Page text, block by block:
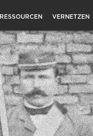
RESSOURCEN VERNETZEN